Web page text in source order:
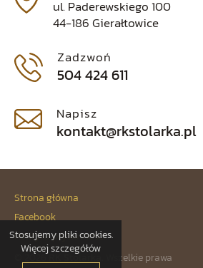
ul. Paderewskiego 100
44-186 Gierałtowice
Zadzwoń
504 424 611
Napisz
kontakt@rkstolarka.pl
Strona główna
Facebook
Polityka prywatności
© 2026
RK Stolarka.
Wszelkie prawa
Stosujemy pliki cookies.
Więcej szczegółów